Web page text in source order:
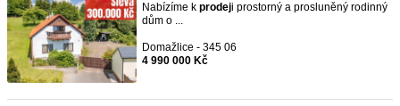
Nabízíme k prodeji prostorný a prosluněný rodinný
dům o ...
Domažlice - 345 06
4 990 000 Kč